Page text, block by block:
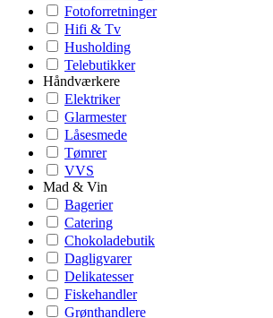
Fotoforretninger
Hifi & Tv
Husholding
Telebutikker
Håndværkere
Elektriker
Glarmester
Låsesmede
Tømrer
VVS
Mad & Vin
Bagerier
Catering
Chokoladebutik
Dagligvarer
Delikatesser
Fiskehandler
Grønthandlere